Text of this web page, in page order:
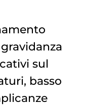
sul
basso